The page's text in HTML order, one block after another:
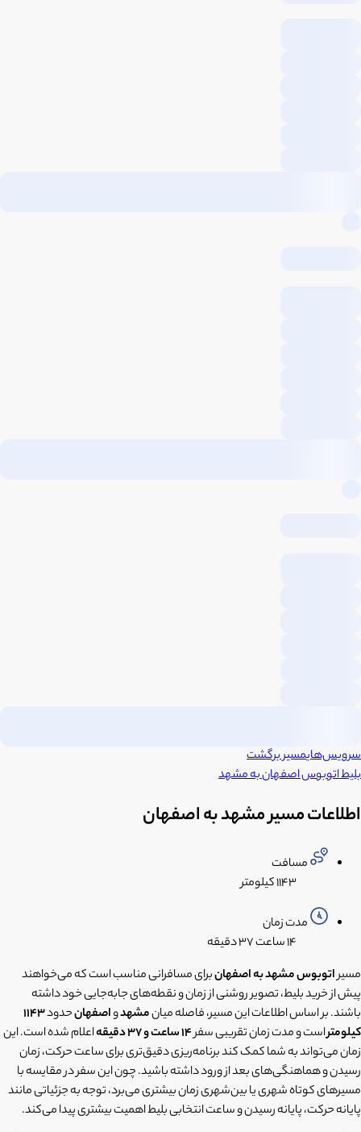
سرویس‌هایمسیر برگشت
بلیط اتوبوساصفهانبهمشهد
اطلاعات مسیر مشهد به اصفهان
مسافت
۱۱۴۳ کیلومتر
مدت زمان
۱۴ ساعت
۳۷ دقیقه
مسیراتوبوس مشهد به اصفهانبرای مسافرانی مناسب است که می‌خواهند
پیش از خرید بلیط، تصویر روشنی از زمان و نقطه‌های جابه‌جایی خود داشته
باشند. بر اساس اطلاعات این مسیر، فاصله میانمشهدواصفهانحدود1143
کیلومتراست و مدت زمان تقریبی سفر14 ساعت و 37 دقیقه
اعلام شده است. این
زمان می‌تواند به شما کمک کند برنامه‌ریزی دقیق‌تری برای ساعت حرکت، زمان
رسیدن و هماهنگی‌های بعد از ورود داشته باشید. چون این سفر در مقایسه با
مسیرهای کوتاه شهری یا بین‌شهری زمان بیشتری می‌برد، توجه به جزئیاتی مانند
پایانه حرکت، پایانه رسیدن و ساعت انتخابی بلیط اهمیت بیشتری پیدا می‌کند.